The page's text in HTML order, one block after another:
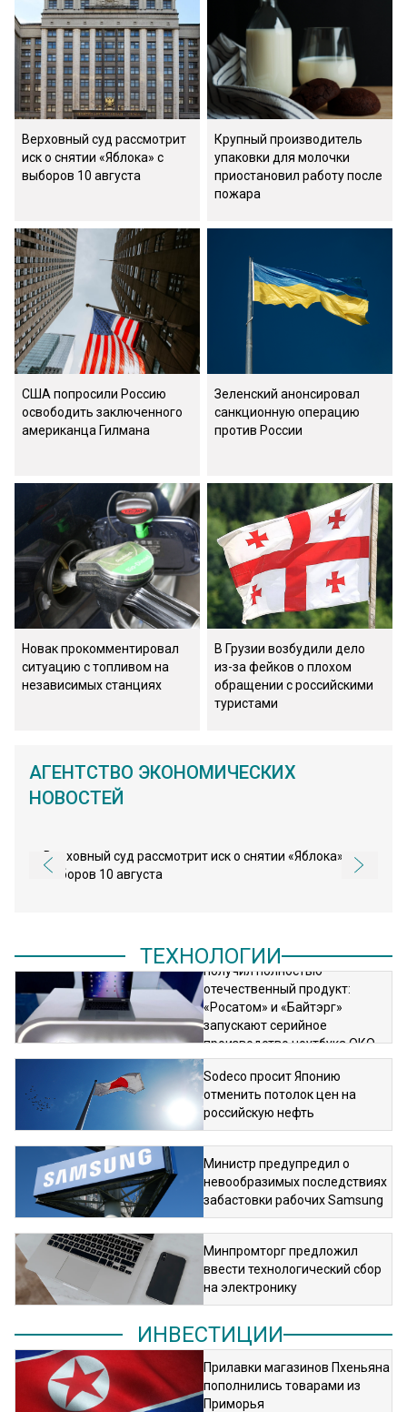
Верховный суд рассмотрит
иск о снятии «Яблока» с
выборов 10 августа
Крупный производитель
упаковки для молочки
приостановил работу после
пожара
США попросили Россию
освободить заключенного
американца Гилмана
Зеленский анонсировал
санкционную операцию
против России
Новак прокомментировал
ситуацию с топливом на
независимых станциях
В Грузии возбудили дело
из-за фейков о плохом
обращении с российскими
туристами
АГЕНТСТВО ЭКОНОМИЧЕСКИХ
НОВОСТЕЙ
Верховный суд рассмотрит иск о снятии «Яблока» с
выборов 10 августа
ТЕХНОЛОГИИ
Рынок мобильных устройств
получил полностью
отечественный продукт:
«Росатом» и «Байтэрг»
запускают серийное
производство ноутбука ОКО
BOOK 5
Sodeco просит Японию
отменить потолок цен на
российскую нефть
Министр предупредил о
невообразимых последствиях
забастовки рабочих Samsung
Минпромторг предложил
ввести технологический сбор
на электронику
ИНВЕСТИЦИИ
Прилавки магазинов Пхеньяна
пополнились товарами из
Приморья